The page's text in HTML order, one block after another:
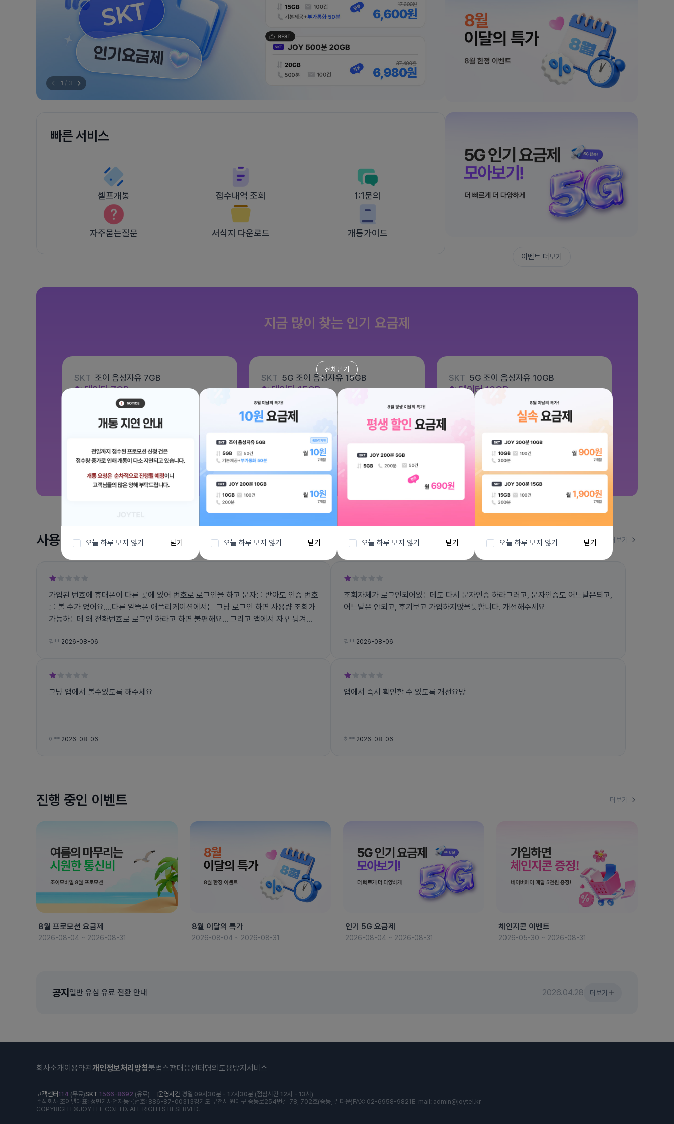
1 / 3
빠른 서비스
셀프개통 접수내역 조회 1:1문의
자주묻는질문 서식지 다운로드 개통가이드
이벤트 더보기
지금 많이 찾는 인기 요금제
SKT 조이 음성자유 7GB
데이터7GB
문자 100건
월 3,300원
SKT 5G 조이 음성자유 15GB
데이터15GB
통화 기본제공
월 6,600원
SKT 5G 조이 음성자유 10GB
데이터10GB
통화 기본제공
월 5,500원 / 평생할인
사용 후기 더보기
가입된 번호에 휴대폰이 다른 곳에 있어 번호로 로그인을 하고 문자를 받아도 인증 번호
를 볼 수가 없어요....다른 알뜰폰 애플리케이션에서는 그냥 로그인 하면 사용량 조회가
가능하는데 왜 전화번호로 로그인 하라고 하면 불편해요... 그리고 앱에서 자꾸 튕겨지
김** 2026-08-06
조회자체가 로그인되어있는데도 다시 문자인증 하라그러고, 문자인증도 어느날은되고,
어느날은 안되고, 후기보고 가입하지않을듯합니다. 개선해주세요
김** 2026-08-06
그냥 앱에서 볼수있도록 해주세요
이** 2026-08-06
앱에서 즉시 확인할 수 있도록 개선요망
허** 2026-08-06
진행 중인 이벤트 더보기
8월 프로모션 요금제
2026-08-04 ~ 2026-08-31
8월 이달의 특가
2026-08-04 ~ 2026-08-31
인기 5G 요금제
2026-08-04 ~ 2026-08-31
체인지콘 이벤트
2026-05-30 ~ 2026-08-31
공지 일반 유심 유료 전환 안내 2026.04.28 더보기
회사소개 이용약관개인정보처리방침불법스팸대응센터 명의도용방지서비스
고객센터 114 (무료)SKT 1566-8692 (유료) 운영시간 평일 09시30분 - 17시30분 (점심시간 12시 - 13시)
주식회사 조이텔대표: 정민기 사업자등록번호: 886-87-00313경기도 부천시 원미구 중동로254번길 78, 702호(중동, 필타운)FAX: 02-6958-9821 E-mail: admin@joytel.kr
COPYRIGHT©JOYTEL CO.LTD. ALL RIGHTS RESERVED.
전체닫기
오늘 하루 보지 않기 닫기 오늘 하루 보지 않기 닫기 오늘 하루 보지 않기 닫기 오늘 하루 보지 않기 닫기